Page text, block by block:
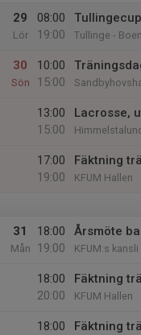
29
Lör
08:00
19:00
Tullinge -
30
Sön
10:00
15:00
13:00
15:00
Lacrosse,
17:00
19:00
Fäktning
KFUM Hallen
31
Mån
18:00
19:00
Årsmöte
KFUM:s kansli
18:00
20:00
Fäktning
KFUM Hallen
18:00
Fäktning